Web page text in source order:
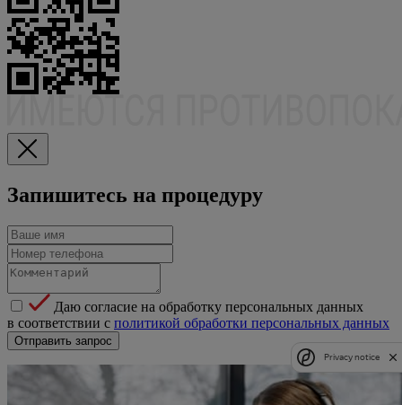
Запишитесь на процедуру
Даю согласие на обработку персональных данных
в соответствии с политикой обработки персональных данных
Отправить запрос
Privacy notice